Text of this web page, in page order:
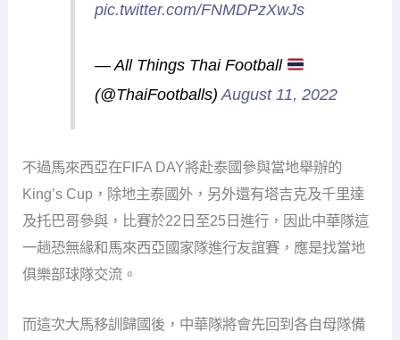
pic.twitter.com/FNMDPzXwJs
— All Things Thai Football
(@ThaiFootballs)August 11, 2022
不過馬來西亞在FIFA DAY將赴泰國參與當地舉辦的
King’s Cup，除地主泰國外，另外還有塔吉克及千里達
及托巴哥參與，比賽於22日至25日進行，因此中華隊這
一趟恐無緣和馬來西亞國家隊進行友誼賽，應是找當地
俱樂部球隊交流。
而這次大馬移訓歸國後，中華隊將會先回到各自母隊備